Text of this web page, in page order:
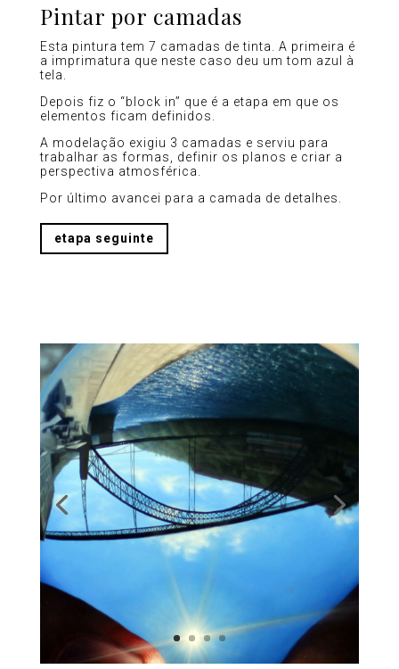
Pintar por camadas
Esta pintura tem 7 camadas de tinta. A primeira é
a imprimatura que neste caso deu um tom azul à
tela.
Depois fiz o “block in” que é a etapa em que os
elementos ficam definidos.
A modelação exigiu 3 camadas e serviu para
trabalhar as formas, definir os planos e criar a
perspectiva atmosférica.
Por último avancei para a camada de detalhes.
etapa seguinte